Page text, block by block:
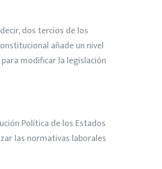
dos tercios de los
añade un nivel
modificar la legislación
Política de los Estados
las normativas laborales